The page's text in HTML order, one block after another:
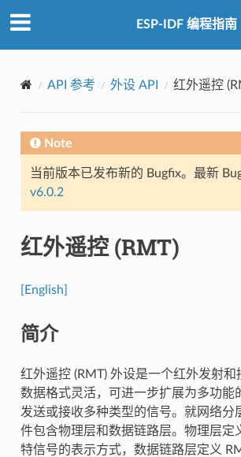
ESP-IDF 编程指南
API 参考 外设 API 红外遥控
Note
当前版本已发布新的 Bugfix。最新
v6.0.2
红外遥控 (RMT)
[English]
简介
红外遥控 (RMT) 外设是一个红外发射
数据格式灵活，可进一步扩展为多功能
发送或接收多种类型的信号。就网络分
件包含物理层和数据链路层。物理层定
特信号的表示方式，数据链路层定义